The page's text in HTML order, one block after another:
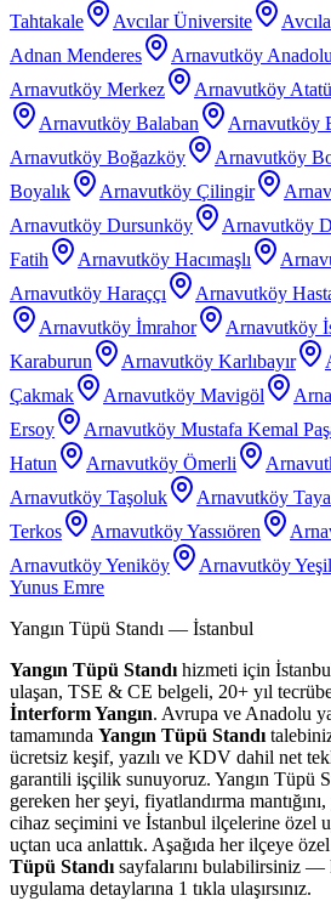
Tahtakale Avcılar Üniversite
Adnan Menderes
Arnavutköy
Arnavutköy Merkez
Arnavutköy
Arnavutköy Balaban
Arnavutköy
Arnavutköy Boğazköy
Arnavutköy
Boyalık
Arnavutköy Çilingir
Arnavutköy Dursunköy
Arnavutköy
Fatih
Arnavutköy Hacımaşlı
Arnavutköy Haraççı
Arnavutköy
Arnavutköy İmrahor
Arnavutköy
Karaburun
Arnavutköy Karlıbayır
Çakmak
Arnavutköy Mavigöl
Ersoy
Arnavutköy Mustafa Kemal
Hatun
Arnavutköy Ömerli
Arnavutköy Taşoluk
Arnavutköy
Terkos
Arnavutköy Yassıören
Arnavutköy Yeniköy
Arnavutköy
Yunus Emre
Yangın Tüpü Standı — İstanbul
Yangın Tüpü Standıhizmeti için
ulaşan, TSE & CE belgeli, 20+ yıl
İnterform Yangın. Avrupa ve Anadolu
tamamında Yangın Tüpü Standı
ücretsiz keşif, yazılı ve KDV dahil net
garantili işçilik sunuyoruz. Yangın Tüpü
gereken her şeyi, fiyatlandırma
cihaz seçimini ve İstanbul ilçelerine özel
uçtan uca anlattık. Aşağıda her ilçeye özel
Tüpü Standısayfalarını bulabilirsiniz —
uygulama detaylarına 1 tıkla ulaşırsınız.